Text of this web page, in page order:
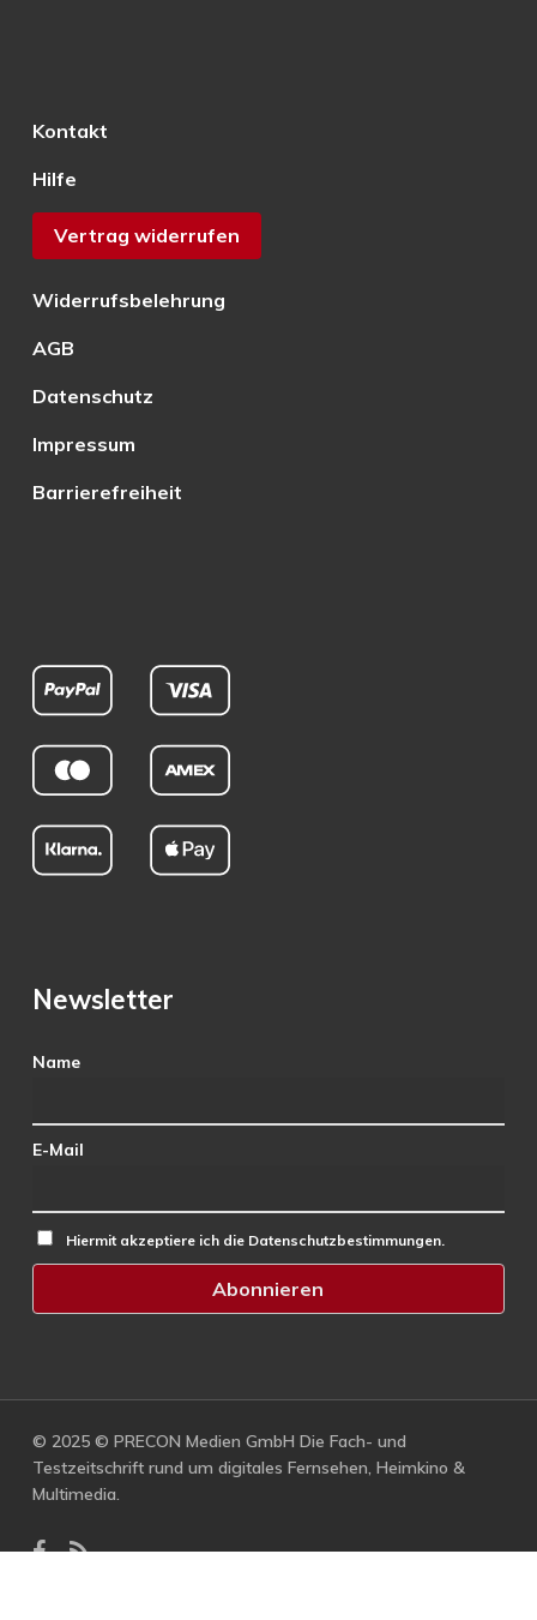
Kontakt
Hilfe
Vertrag widerrufen
Widerrufsbelehrung
AGB
Datenschutz
Impressum
Barrierefreiheit
Newsletter
Name
E-Mail
Hiermit akzeptiere ich die Datenschutzbestimmungen.
© 2025 © PRECON Medien GmbH Die Fach- und
Testzeitschrift rund um digitales Fernsehen, Heimkino &
Multimedia.
facebook
RSS